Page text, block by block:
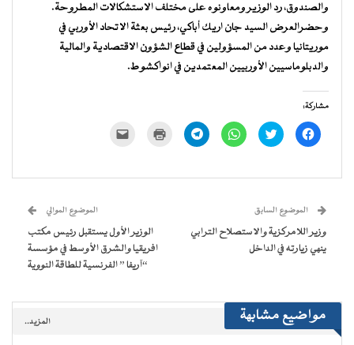
والصندوق، رد الوزير ومعاونوه على مختلف الاستشكالات المطروحة.
وحضرالعرض السيد جان اريك أباكي، رئيس بعثة الاتحاد الأوربي في
موريتانيا وعدد من المسؤولين في قطاع الشؤون الاقتصادية والمالية
والدبلوماسيين الأوربيين المعتمدين في انواكشوط.
مشاركة:
انقر
للمشاركة
في
اضغط
للمشاركة
في
انقر
للمشاركة
في
انقر
للمشاركة
في
للطباعة
جديدة) الإلكتروني
نافذة
جديدة)
الموضوع السابق
وزير اللامركزية والاستصلاح الترابي
ينهي زيارته في الداخل
الموضوع الموالي
الوزير الأول يستقبل رئيس مكتب
افريقيا والشرق الأوسط في مؤسسة
“آريفا ” الفرنسية للطاقة النووية
مواضيع مشابهة المزيد..